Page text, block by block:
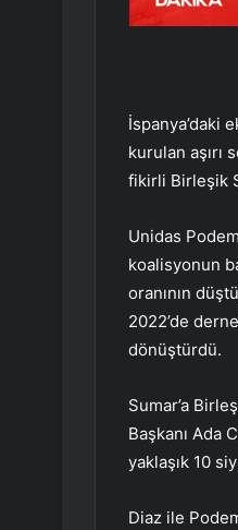
İspanya’daki
kurulan aşırı
fikirli Birleşik
Unidas
koalisyonun
oranının
2022’de
dönüştürdü.
Sumar’a
Başkanı Ada
yaklaşık 10
Diaz ile